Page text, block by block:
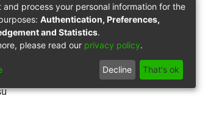
and process your personal information for the
Authentication, Preferences,
and Statistics.
please read our privacy policy.
Decline That's ok